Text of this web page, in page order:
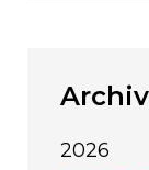
Archiv
2026